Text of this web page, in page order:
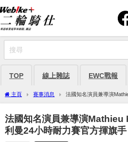
TOP 線上雜誌 EWC戰報
主頁 賽事消息
法國知名演員兼導演
力賽官方揮旗手
法國知名演員兼導演
利曼24小時耐力賽官方揮旗手